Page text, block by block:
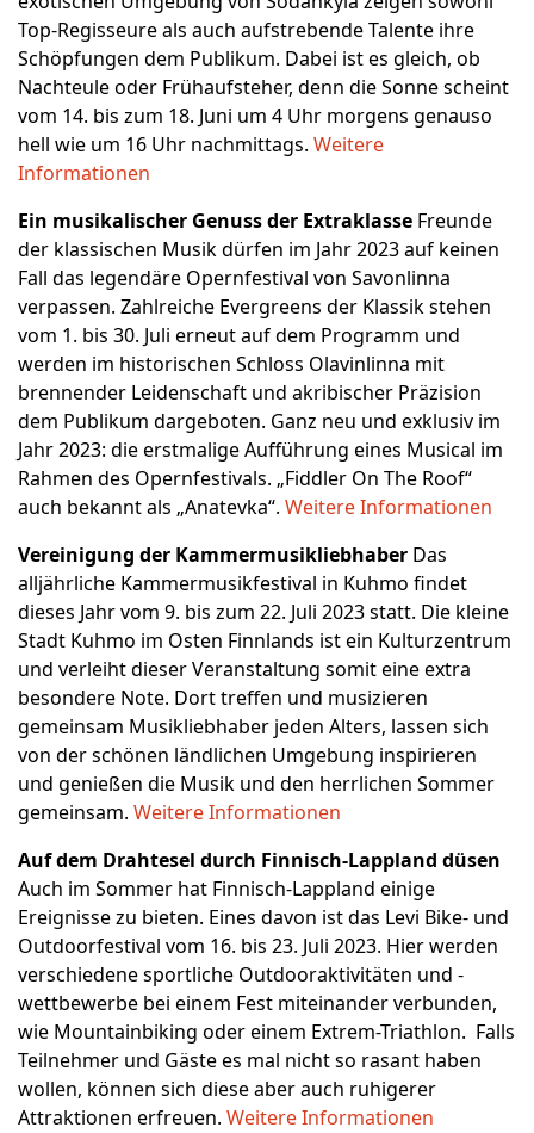
Top-Regisseure als auch aufstrebende Talente ihre
Schöpfungen dem Publikum. Dabei ist es gleich, ob
Nachteule oder Frühaufsteher, denn die Sonne scheint
vom 14. bis zum 18. Juni um 4 Uhr morgens genauso
hell wie um 16 Uhr nachmittags. Weitere
Informationen
Ein musikalischer Genuss der Extraklasse Freunde
der klassischen Musik dürfen im Jahr 2023 auf keinen
Fall das legendäre Opernfestival von Savonlinna
verpassen. Zahlreiche Evergreens der Klassik stehen
vom 1. bis 30. Juli erneut auf dem Programm und
werden im historischen Schloss Olavinlinna mit
brennender Leidenschaft und akribischer Präzision
dem Publikum dargeboten. Ganz neu und exklusiv im
Jahr 2023: die erstmalige Aufführung eines Musical im
Rahmen des Opernfestivals. „Fiddler On The Roof“
auch bekannt als „Anatevka“. Weitere Informationen
Vereinigung der Kammermusikliebhaber Das
alljährliche Kammermusikfestival in Kuhmo findet
dieses Jahr vom 9. bis zum 22. Juli 2023 statt. Die kleine
Stadt Kuhmo im Osten Finnlands ist ein Kulturzentrum
und verleiht dieser Veranstaltung somit eine extra
besondere Note. Dort treffen und musizieren
gemeinsam Musikliebhaber jeden Alters, lassen sich
von der schönen ländlichen Umgebung inspirieren
und genießen die Musik und den herrlichen Sommer
gemeinsam. Weitere Informationen
Auf dem Drahtesel durch Finnisch-Lappland düsen
Auch im Sommer hat Finnisch-Lappland einige
Ereignisse zu bieten. Eines davon ist das Levi Bike- und
Outdoorfestival vom 16. bis 23. Juli 2023. Hier werden
verschiedene sportliche Outdooraktivitäten und -
wettbewerbe bei einem Fest miteinander verbunden,
wie Mountainbiking oder einem Extrem-Triathlon. Falls
Teilnehmer und Gäste es mal nicht so rasant haben
wollen, können sich diese aber auch ruhigerer
Attraktionen erfreuen. Weitere Informationen